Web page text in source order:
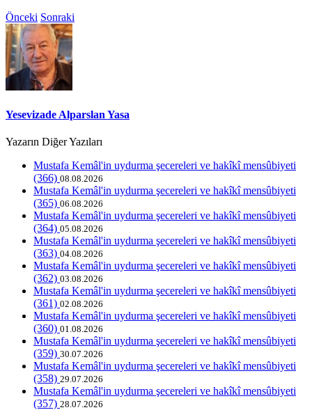
Önceki Sonraki
Yesevizade Alparslan Yasa
Yazarın Diğer Yazıları
Mustafa Kemâl'in uydurma şecereleri ve hakîkî mensûbiyeti
(366) 08.08.2026
Mustafa Kemâl'in uydurma şecereleri ve hakîkî mensûbiyeti
(365) 06.08.2026
Mustafa Kemâl'in uydurma şecereleri ve hakîkî mensûbiyeti
(364) 05.08.2026
Mustafa Kemâl'in uydurma şecereleri ve hakîkî mensûbiyeti
(363) 04.08.2026
Mustafa Kemâl'in uydurma şecereleri ve hakîkî mensûbiyeti
(362) 03.08.2026
Mustafa Kemâl'in uydurma şecereleri ve hakîkî mensûbiyeti
(361) 02.08.2026
Mustafa Kemâl'in uydurma şecereleri ve hakîkî mensûbiyeti
(360) 01.08.2026
Mustafa Kemâl'in uydurma şecereleri ve hakîkî mensûbiyeti
(359) 30.07.2026
Mustafa Kemâl'in uydurma şecereleri ve hakîkî mensûbiyeti
(358) 29.07.2026
Mustafa Kemâl'in uydurma şecereleri ve hakîkî mensûbiyeti
(357) 28.07.2026